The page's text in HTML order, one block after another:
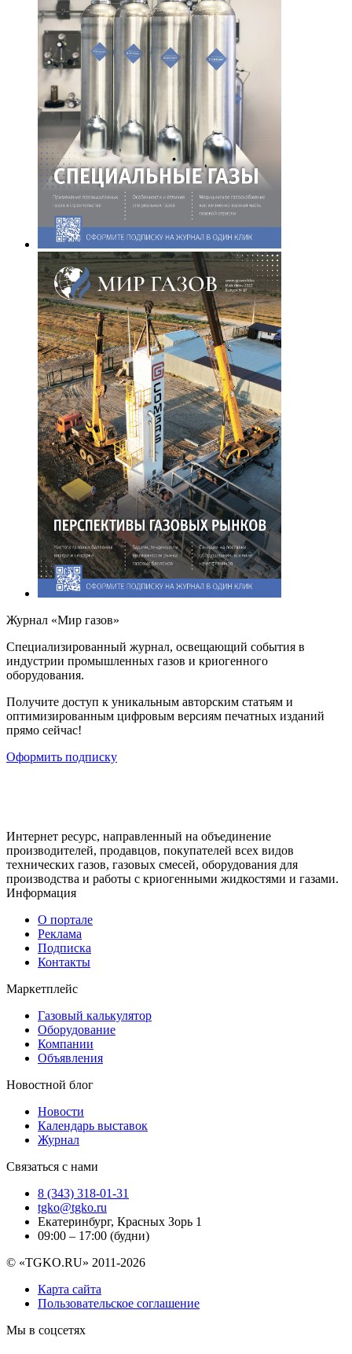
Журнал «Мир газов»
Cпециализированный журнал, освещающий события в
индустрии промышленных газов и криогенного
оборудования.
Получите доступ к уникальным авторским статьям и
оптимизированным цифровым версиям печатных изданий
прямо сейчас!
Оформить подписку
Интернет ресурс, направленный на объединение
производителей, продавцов, покупателей всех видов
технических газов, газовых смесей, оборудования для
производства и работы с криогенными жидкостями и газами.
Информация
О портале
Реклама
Подписка
Контакты
Маркетплейс
Газовый калькулятор
Оборудование
Компании
Объявления
Новостной блог
Новости
Календарь выставок
Журнал
Связаться с нами
8 (343) 318-01-31
tgko@tgko.ru
Екатеринбург, Красных Зорь 1
09:00 – 17:00 (будни)
© «TGKO.RU» 2011-2026
Карта сайта
Пользовательское соглашение
Мы в соцсетях